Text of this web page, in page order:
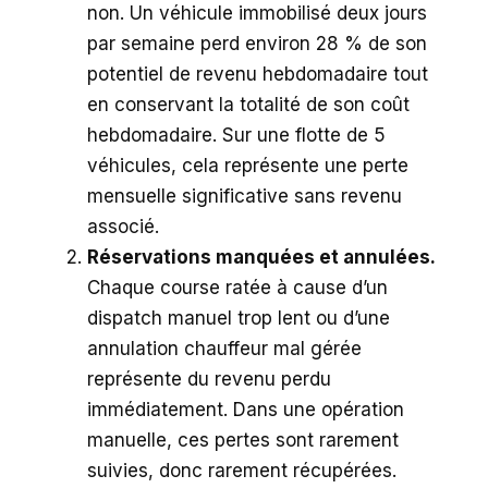
non. Un véhicule immobilisé deux jours
par semaine perd environ 28 % de son
potentiel de revenu hebdomadaire tout
en conservant la totalité de son coût
hebdomadaire. Sur une flotte de 5
véhicules, cela représente une perte
mensuelle significative sans revenu
associé.
Réservations manquées et annulées.
Chaque course ratée à cause d’un
dispatch manuel trop lent ou d’une
annulation chauffeur mal gérée
représente du revenu perdu
immédiatement. Dans une opération
manuelle, ces pertes sont rarement
suivies, donc rarement récupérées.